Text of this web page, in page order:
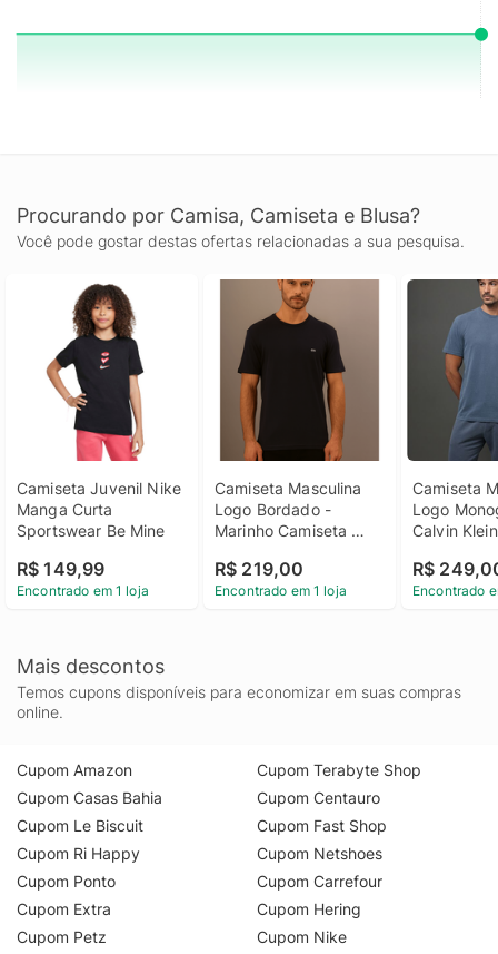
Procurando por Camisa, Camiseta e Blusa?
Você pode gostar destas ofertas relacionadas a sua pesquisa.
Camiseta Juvenil Nike
Manga Curta
Sportswear Be Mine
R$ 149,99
Encontrado em 1 loja
Camiseta Masculina
Logo Bordado -
Marinho Camiseta
Bordado Marinho p
R$ 219,00
Encontrado em 1 loja
Camiseta
Logo
Calvin
Masculina
Monogram
R$
Encontrado
Mais descontos
Temos cupons disponíveis para economizar em suas compras
online.
Cupom Amazon
Cupom Casas Bahia
Cupom Le Biscuit
Cupom Ri Happy
Cupom Ponto
Cupom Extra
Cupom Petz
Cupom Terabyte Shop
Cupom Centauro
Cupom Fast Shop
Cupom Netshoes
Cupom Carrefour
Cupom Hering
Cupom Nike